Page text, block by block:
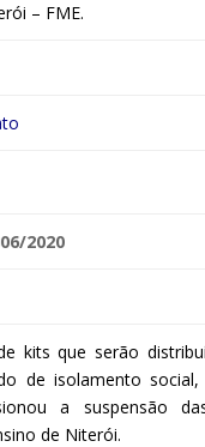
– FME.
2020
kits que serão
de isolamento
a suspensão
de Niterói.